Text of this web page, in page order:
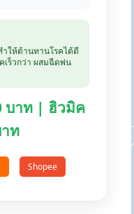
ให้ต้านทานโรคได้ดี
เร็วกว่า ผสมฉีดพ่น
บาท | ฮิวมิค
ท
Shopee